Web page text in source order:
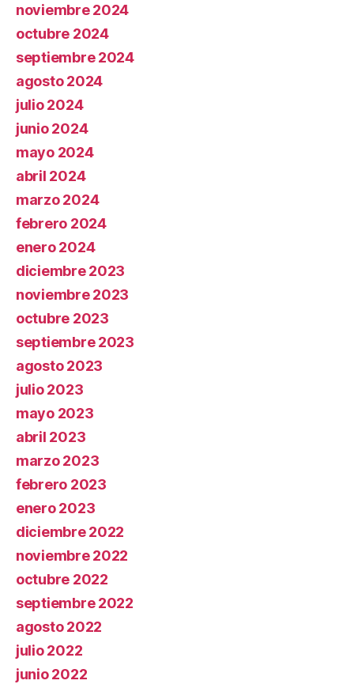
noviembre 2024
octubre 2024
septiembre 2024
agosto 2024
julio 2024
junio 2024
mayo 2024
abril 2024
marzo 2024
febrero 2024
enero 2024
diciembre 2023
noviembre 2023
octubre 2023
septiembre 2023
agosto 2023
julio 2023
mayo 2023
abril 2023
marzo 2023
febrero 2023
enero 2023
diciembre 2022
noviembre 2022
octubre 2022
septiembre 2022
agosto 2022
julio 2022
junio 2022